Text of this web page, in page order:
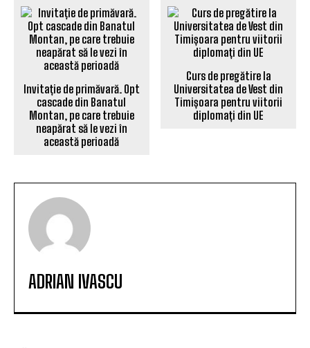
Invitație de primăvară. Opt
cascade din Banatul
Montan, pe care trebuie
neapărat să le vezi în
această perioadă
Curs de pregătire la
Universitatea de Vest din
Timișoara pentru viitorii
diplomați din UE
ADRIAN IVASCU